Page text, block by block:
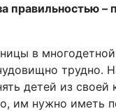
правильностью –
в
трудно.
детей из своей
им нужно иметь